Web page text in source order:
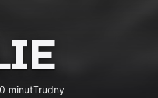
minutTrudny